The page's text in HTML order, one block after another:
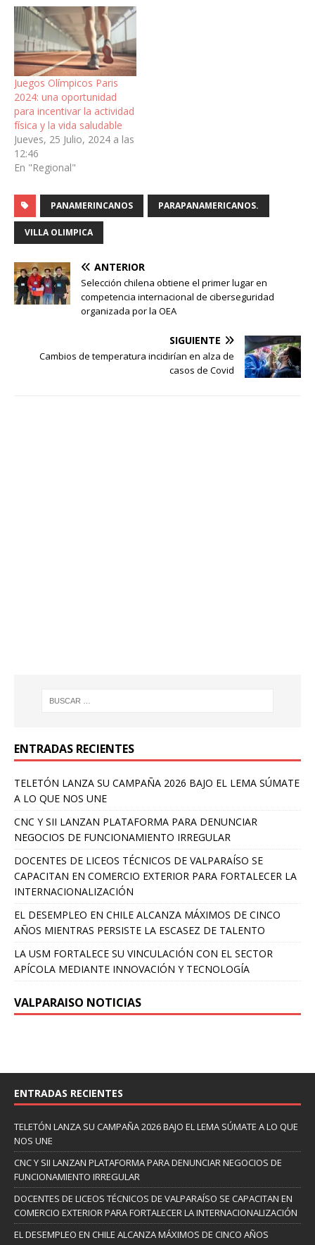
Juegos Olímpicos Paris
2024: una oportunidad
para incentivar la actividad
física y la vida saludable
Jueves, 25 Julio, 2024 a las
12:46
En "Regional"
PANAMERINCANOS PARAPANAMERICANOS.
VILLA OLIMPICA
ANTERIOR
Selección chilena obtiene el primer lugar en
competencia internacional de ciberseguridad
organizada por la OEA
SIGUIENTE
Cambios de temperatura incidirían en alza de
casos de Covid
ENTRADAS RECIENTES
TELETÓN LANZA SU CAMPAÑA 2026 BAJO EL LEMA SÚMATE
A LO QUE NOS UNE
CNC Y SII LANZAN PLATAFORMA PARA DENUNCIAR
NEGOCIOS DE FUNCIONAMIENTO IRREGULAR
DOCENTES DE LICEOS TÉCNICOS DE VALPARAÍSO SE
CAPACITAN EN COMERCIO EXTERIOR PARA FORTALECER LA
INTERNACIONALIZACIÓN
EL DESEMPLEO EN CHILE ALCANZA MÁXIMOS DE CINCO
AÑOS MIENTRAS PERSISTE LA ESCASEZ DE TALENTO
LA USM FORTALECE SU VINCULACIÓN CON EL SECTOR
APÍCOLA MEDIANTE INNOVACIÓN Y TECNOLOGÍA
VALPARAISO NOTICIAS
ENTRADAS RECIENTES
TELETÓN LANZA SU CAMPAÑA 2026 BAJO EL LEMA SÚMATE A LO QUE
NOS UNE
CNC Y SII LANZAN PLATAFORMA PARA DENUNCIAR NEGOCIOS DE
FUNCIONAMIENTO IRREGULAR
DOCENTES DE LICEOS TÉCNICOS DE VALPARAÍSO SE CAPACITAN EN
COMERCIO EXTERIOR PARA FORTALECER LA INTERNACIONALIZACIÓN
EL DESEMPLEO EN CHILE ALCANZA MÁXIMOS DE CINCO AÑOS